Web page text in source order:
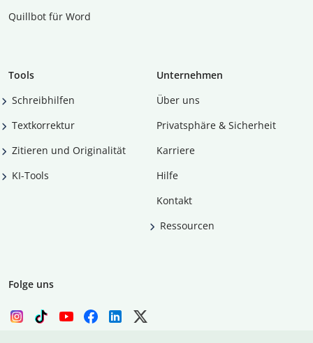
Quillbot für Word
Tools
Schreibhilfen
Textkorrektur
Zitieren und Originalität
KI-Tools
Unternehmen
Über uns
Privatsphäre & Sicherheit
Karriere
Hilfe
Kontakt
Ressourcen
Folge uns